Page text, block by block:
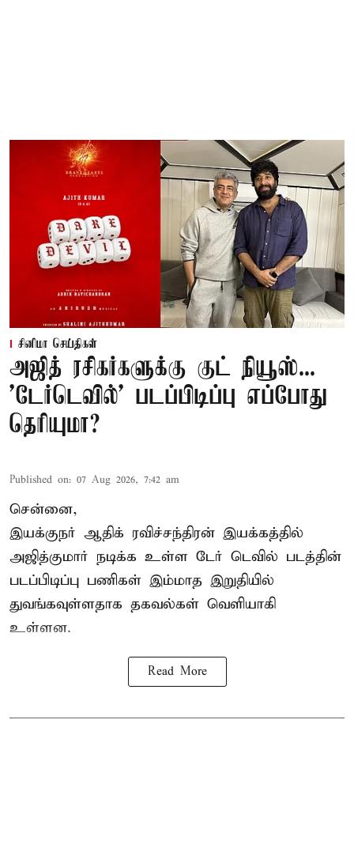
சினிமா செய்திகள்
அஜித் ரசிகர்களுக்கு குட் நியூஸ்...
'டேர்டெவில்' படப்பிடிப்பு எப்போது
தெரியுமா?
Published on: 07 Aug 2026, 7:42 am
சென்னை,
இயக்குநர் ஆதிக் ரவிச்சந்திரன் இயக்கத்தில்
அஜித்குமார் நடிக்க உள்ள டேர் டெவில் படத்தின்
படப்பிடிப்பு பணிகள் இம்மாத இறுதியில்
துவங்கவுள்ளதாக தகவல்கள் வெளியாகி
உள்ளன.
Read More